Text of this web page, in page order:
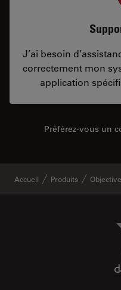
J’ai besoin
correctement mon
application
Préférez-vous un
Accueil Produits